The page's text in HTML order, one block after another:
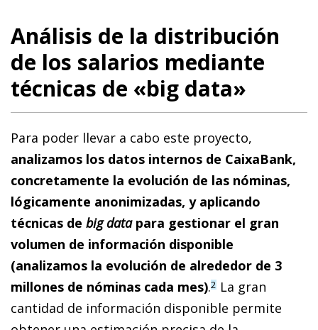
Análisis de la distribución
de los salarios mediante
técnicas de «big data»
Para poder llevar a cabo este proyecto,
analizamos los datos internos de CaixaBank,
concretamente la evolución de las nóminas,
lógicamente anonimizadas, y aplicando
técnicas de big datapara gestionar el gran
volumen de información disponible
(analizamos la evolución de alrededor de 3
millones de nóminas cada mes).2 La gran
cantidad de información disponible permite